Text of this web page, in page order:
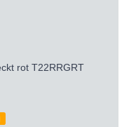
rot T22RRGRT